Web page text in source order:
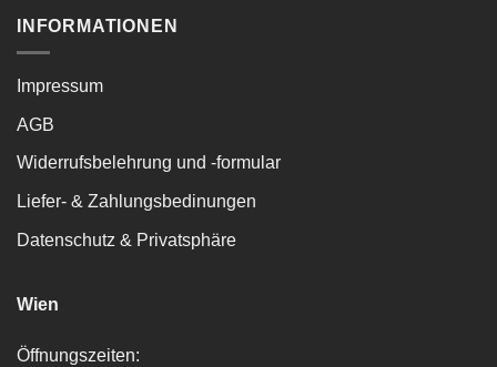
INFORMATIONEN
Impressum
AGB
Widerrufsbelehrung und -formular
Liefer- & Zahlungsbedinungen
Datenschutz & Privatsphäre
Wien
Öffnungszeiten: